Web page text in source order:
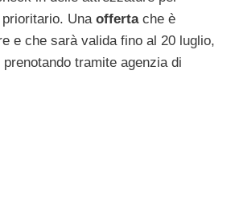
Una offertache è
e che sarà valida fino al 20 luglio,
tramite agenzia di